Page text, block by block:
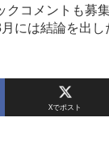
クコメントも募
には結論を出し